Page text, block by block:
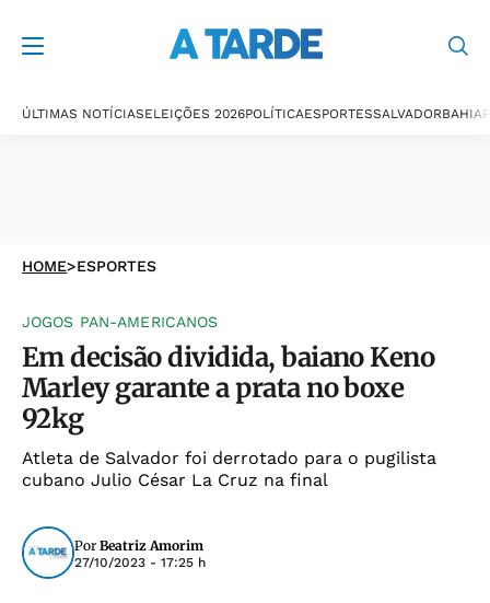
ÚLTIMAS NOTÍCIASELEIÇÕES 2026POLÍTICAESPORTESSALVADORBAHIA
HOME>ESPORTES
JOGOS PAN-AMERICANOS
Em decisão dividida, baiano Keno
Marley garante a prata no boxe
92kg
Atleta de Salvador foi derrotado para o pugilista
cubano Julio César La Cruz na final
Por Beatriz Amorim
27/10/2023 - 17:25 h